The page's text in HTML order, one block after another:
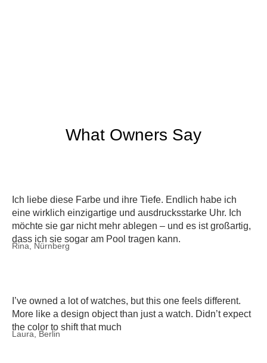
What Owners Say
Ich liebe diese Farbe und ihre Tiefe. Endlich habe ich
eine wirklich einzigartige und ausdrucksstarke Uhr. Ich
möchte sie gar nicht mehr ablegen – und es ist großartig,
dass ich sie sogar am Pool tragen kann.
Rina, Nürnberg
I’ve owned a lot of watches, but this one feels different.
More like a design object than just a watch. Didn’t expect
the color to shift that much
Laura, Berlin